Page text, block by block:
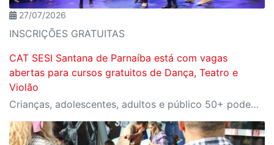
27/07/2026
INSCRIÇÕES GRATUITAS
CAT SESI Santana de Parnaíba está com vagas
abertas para cursos gratuitos de Dança, Teatro e
Violão
Crianças, adolescentes, adultos e público 50+ podem participar das formações culturais; cursos são conduzidos por profissionais com ampla experiência artística e educacional